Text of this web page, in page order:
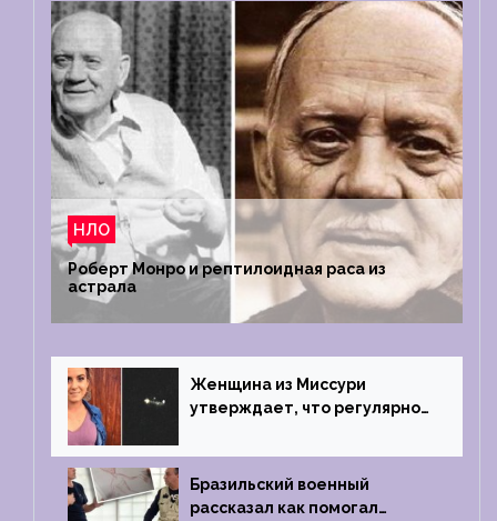
НЛО
Роберт Монро и рептилоидная раса из
астрала
Женщина из Миссури
утверждает, что регулярно
инопланетянами
Бразильский военный
рассказал как помогал